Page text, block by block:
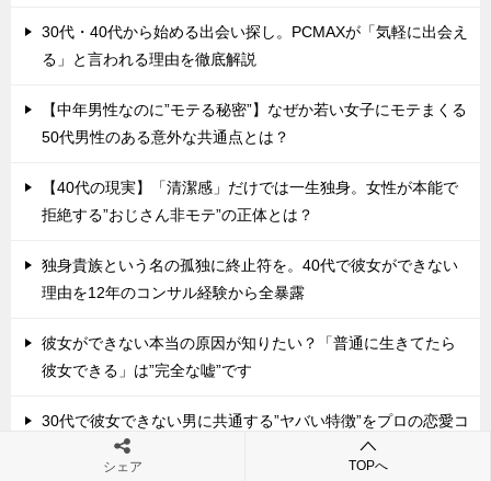
30代・40代から始める出会い探し。PCMAXが「気軽に出会え
る」と言われる理由を徹底解説
【中年男性なのに”モテる秘密”】なぜか若い女子にモテまくる
50代男性のある意外な共通点とは？
【40代の現実】「清潔感」だけでは一生独身。女性が本能で
拒絶する”おじさん非モテ”の正体とは？
独身貴族という名の孤独に終止符を。40代で彼女ができない
理由を12年のコンサル経験から全暴露
彼女ができない本当の原因が知りたい？「普通に生きてたら
彼女できる」は”完全な嘘”です
30代で彼女できない男に共通する”ヤバい特徴”をプロの恋愛コ
ンサルタントが全部暴露します
シェア TOPへ